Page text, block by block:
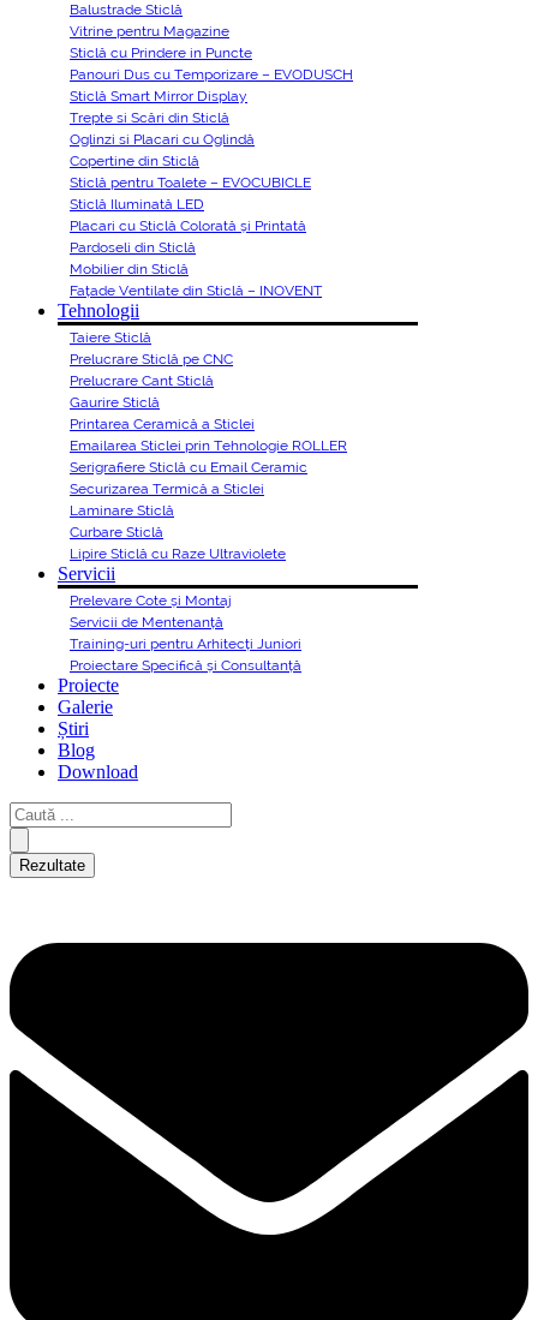
Balustrade Sticlă
Vitrine pentru Magazine
Sticlă cu Prindere in Puncte
Panouri Dus cu Temporizare – EVODUSCH
Sticlă Smart Mirror Display
Trepte si Scări din Sticlă
Oglinzi si Placari cu Oglindă
Copertine din Sticlă
Sticlă pentru Toalete – EVOCUBICLE
Sticlă Iluminată LED
Placari cu Sticlă Colorată și Printată
Pardoseli din Sticlă
Mobilier din Sticlă
Fațade Ventilate din Sticlă – INOVENT
Tehnologii
Taiere Sticlă
Prelucrare Sticlă pe CNC
Prelucrare Cant Sticlă
Gaurire Sticlă
Printarea Ceramică a Sticlei
Emailarea Sticlei prin Tehnologie ROLLER
Serigrafiere Sticlă cu Email Ceramic
Securizarea Termică a Sticlei
Laminare Sticlă
Curbare Sticlă
Lipire Sticlă cu Raze Ultraviolete
Servicii
Prelevare Cote și Montaj
Servicii de Mentenanță
Training-uri pentru Arhitecți Juniori
Proiectare Specifică și Consultanță
Proiecte
Galerie
Știri
Blog
Download
Rezultate